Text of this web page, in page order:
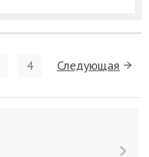
4 Следующая